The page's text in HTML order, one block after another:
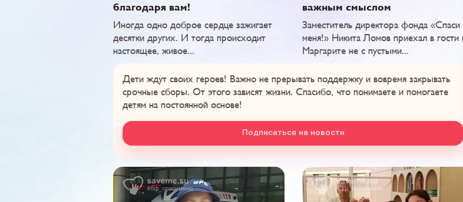
благодаря вам!
​​​​​​​Иногда одно доброе сердце зажигает
десятки других. И тогда происходит
настоящее, живое...
важным смыслом
Заместитель директора фонда «Спаси
меня!» Никита Ломов приехал в гости
Маргарите не с пустыми...
Дети ждут своих героев! Важно не прерывать поддержку и вовремя закрывать
срочные сборы. От этого зависят жизни. Спасибо, что понимаете и помогаете
детям на постоянной основе!
Подписаться на новости